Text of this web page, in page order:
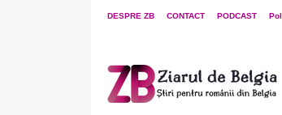
DESPRE ZB CONTACT PODCAST